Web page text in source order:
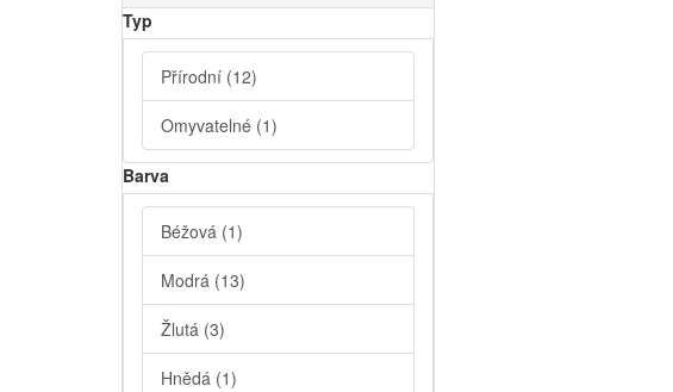
Typ
Přírodní (12)
Omyvatelné (1)
Barva
Béžová (1)
Modrá (13)
Žlutá (3)
Hnědá (1)